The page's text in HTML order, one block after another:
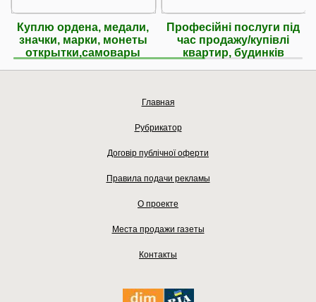
Куплю ордена, медали,
значки, марки, монеты
открытки,самовары
Професійні послуги під
час продажу/купівлі
квартир, будинків
Главная
Рубрикатор
Договір публічної оферти
Правила подачи рекламы
О проекте
Места продажи газеты
Контакты